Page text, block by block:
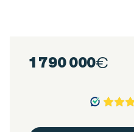
1 790 000€